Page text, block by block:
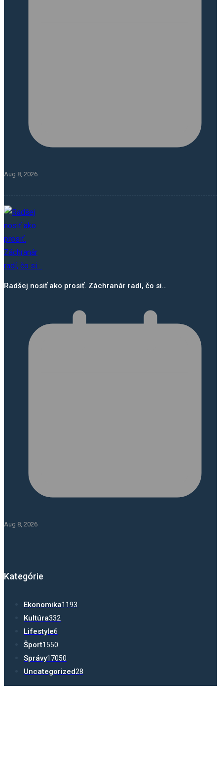
Aug 8, 2026
Radšej nosiť ako prosiť. Záchranár radí, čo si…
Aug 8, 2026
Kategórie
Ekonomika1193
Kultúra332
Lifestyle6
Šport1550
Správy17050
Uncategorized28